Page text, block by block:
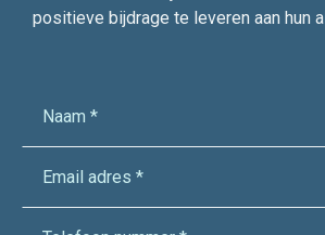
positieve bijdrage te leveren aan hun